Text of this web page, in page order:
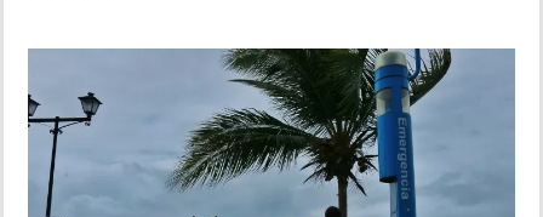
DEPORTES
MUNDO